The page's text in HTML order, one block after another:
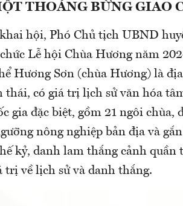
THOÁNG BỪNG GIAO
hội, Phó Chủ tịch UBND
Lễ hội Chùa Hương năm
Hương Sơn (chùa Hương) là
có giá trị lịch sử văn hóa
gia đặc biệt, gồm 21 ngôi chùa,
nông nghiệp bản địa và
kỷ, danh lam thắng cảnh quần
trị về lịch sử và danh thắng.